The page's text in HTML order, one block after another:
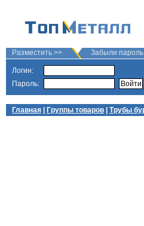
Разместить >> Забыли пароль
Логин:
Пароль:
Главная Группы товаров Трубы